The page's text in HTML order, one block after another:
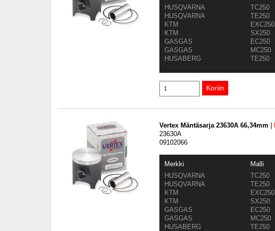
HUSQVARNA
TC250
HUSQVARNA
TE250
KTM
EXC250
KTM
SX250
GASGAS
EC250
GASGAS
MC250
HUSABERG
TE250
Vertex Mäntäsarja 23630A 66,34mm
23630A
09102066
Merkki Malli
HUSQVARNA
TC250
HUSQVARNA
TE250
KTM
EXC250
KTM
SX250
GASGAS
EC250
GASGAS
MC250
HUSABERG
TE250